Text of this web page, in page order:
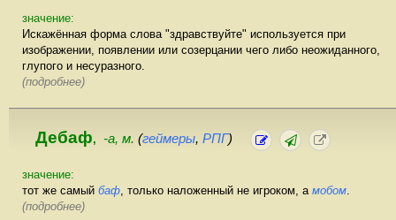
значение:
Искажённая форма слова "здравствуйте" используется при
изображении, появлении или созерцании чего либо неожиданного,
глупого и несуразного.
(подробнее)
Дебаф, -а, м. (геймеры, РПГ)
значение:
тот же самый баф , только наложенный не игроком, а мобом
(подробнее)